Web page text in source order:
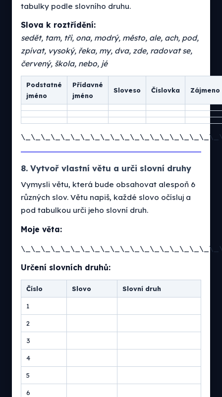
tabulky podle slovního druhu.
Slova k roztřídění:
sedět, tam, tři, ona, modrý, město, ale, ach, pod,
zpívat, vysoký, řeka, my, dva, zde, radovat se,
červený, škola, nebo, jé
Podstatné
jméno
Přídavné
jméno
Sloveso Číslovka Zájmeno
8. Vytvoř vlastní větu a urči slovní druhy
Vymysli větu, která bude obsahovat alespoň 6
různých slov. Větu napiš, každé slovo očísluj a
pod tabulkou urči jeho slovní druh.
Moje věta:
Určení slovních druhů:
Číslo Slovo Slovní druh
1
2
3
4
5
6